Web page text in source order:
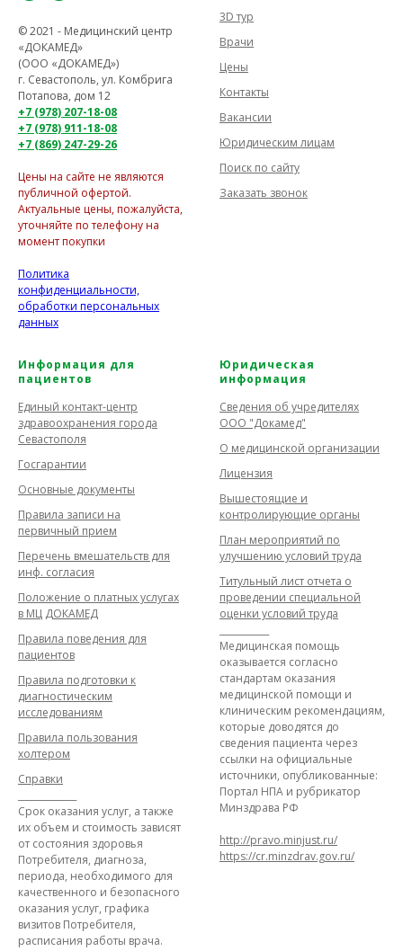
© 2021 - Медицинский центр
«ДОКАМЕД»
(ООО «ДОКАМЕД»)
г. Севастополь, ул. Комбрига
Потапова, дом 12
+7 (978) 207-18-08
+7 (978) 911-18-08
+7 (869) 247-29-26
Цены на сайте не являются
публичной офертой.
Актуальные цены, пожалуйста,
уточняйте по телефону на
момент покупки
Политика
конфиденциальности,
обработки персональных
данных
3D тур
Врачи
Цены
Контакты
Вакансии
Юридическим лицам
Поиск по сайту
Заказать звонок
Информация для
пациентов
Единый контакт-центр
здравоохранения города
Севастополя
Госгарантии
Основные документы
Правила записи на
первичный прием
Перечень вмешательств для
инф. согласия
Положение о платных услугах
в МЦ ДОКАМЕД
Правила поведения для
пациентов
Правила подготовки к
диагностическим
исследованиям
Правила пользования
холтером
Справки
Срок оказания услуг, а также
их объем и стоимость зависят
от состояния здоровья
Потребителя, диагноза,
периода, необходимого для
качественного и безопасного
оказания услуг, графика
визитов Потребителя,
расписания работы врача.
Юридическая
информация
Сведения об учредителях
ООО "Докамед"
О медицинской организации
Лицензия
Вышестоящие и
контролирующие органы
План мероприятий по
улучшению условий труда
Титульный лист отчета о
проведении специальной
оценки условий труда
Медицинская помощь
оказывается согласно
стандартам оказания
медицинской помощи и
клиническим рекомендациям,
которые доводятся до
сведения пациента через
ссылки на официальные
источники, опубликованные:
Портал НПА и рубрикатор
Минздрава РФ
http://pravo.minjust.ru/
https://cr.minzdrav.gov.ru/